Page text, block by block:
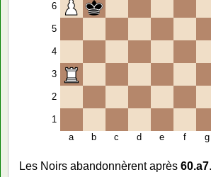
6
5
4
3
2
1
a
b c d e f g
Les Noirs abandonnèrent après 60.a7